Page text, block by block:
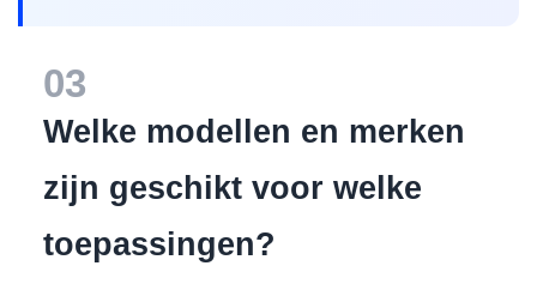
03
Welke modellen en merken
zijn geschikt voor welke
toepassingen?